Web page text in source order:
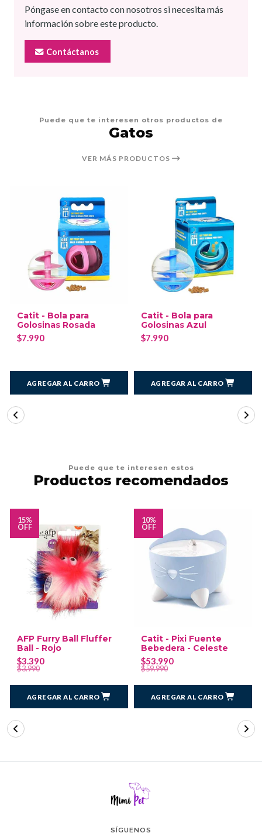
Póngase en contacto con nosotros si necesita más
información sobre este producto.
Contáctanos
Puede que te interesen otros productos de
Gatos
VER MÁS PRODUCTOS
Catit - Bola para
Golosinas Rosada
$7.990
AGREGAR AL CARRO
Catit - Bola para
Golosinas Azul
$7.990
AGREGAR AL CARRO
Puede que te interesen estos
Productos recomendados
15%
OFF
AFP Furry Ball Fluffer
Ball - Rojo
$3.390
$3.990
AGREGAR AL CARRO
10%
OFF
Catit - Pixi Fuente
Bebedera - Celeste
$53.990
$59.990
AGREGAR AL CARRO
SÍGUENOS